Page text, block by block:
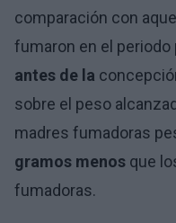
comparación con
fumaron en el periodo
antes de la
sobre el peso
madres fumadoras
gramos menos que
fumadoras.